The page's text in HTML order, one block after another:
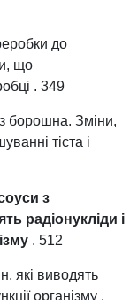
до
що
. 349
з борошна. Зміни,
тіста і
з
радіонукліди і
. 512
які виводять
організму .